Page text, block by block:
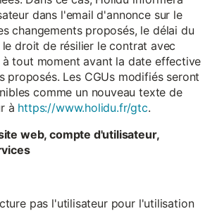
dans l'email d'annonce sur le
changements proposés, le délai du
droit de résilier le contrat avec
à tout moment avant la date effective
proposés. Les CGUs modifiés seront
comme un nouveau texte de
à https://www.holidu.fr/gtc.
web, compte d'utilisateur,
pas l'utilisateur pour l'utilisation